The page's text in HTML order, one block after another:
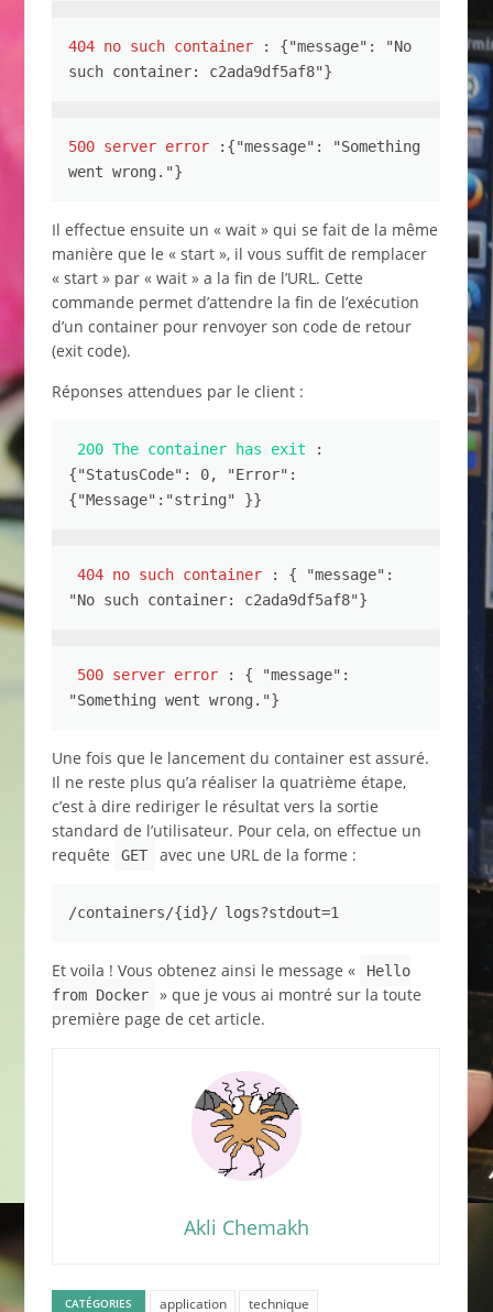
404 no such container
: {"message": "No
such container: c2ada9df5af8"}
500 server error :{"message": "Something
went wrong."}
Il effectue ensuite un « wait » qui se fait de la même
manière que le « start », il vous suffit de remplacer
« start » par « wait » a la fin de l’URL. Cette
commande permet d’attendre la fin de l’exécution
d’un container pour renvoyer son code de retour
(exit code).
Réponses attendues par le client :
200 The container has exit :
{"StatusCode": 0, "Error":
{"Message":"string" }}
404 no such container : { "message":
"No such container: c2ada9df5af8"}
500 server error : { "message":
"Something went wrong."}
Une fois que le lancement du container est assuré.
Il ne reste plus qu’a réaliser la quatrième étape,
c’est à dire rediriger le résultat vers la sortie
standard de l’utilisateur. Pour cela, on effectue un
requête
GET avec une URL de la forme :
/containers/{id}/ logs?stdout=1
Et voila ! Vous obtenez ainsi le message «
Hello
from Docker
» que je vous ai montré sur la toute
première page de cet article.
Akli Chemakh
CATÉGORIES application technique